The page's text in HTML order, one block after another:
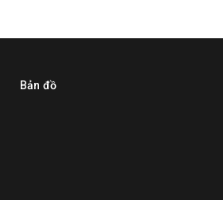
Bản đồ